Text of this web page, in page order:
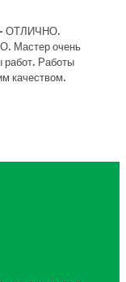
- ОТЛИЧНО.
Мастер очень
работ. Работы
качеством.